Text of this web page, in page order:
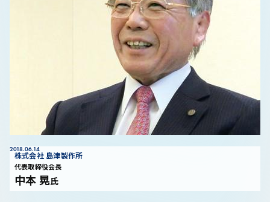
「諦めない心」が世界初を生み出す
イノベーションあるところにチャレンジの歴史あり
2018.06.14
株式会社 島津製作所
代表取締役会長
中本 晃氏